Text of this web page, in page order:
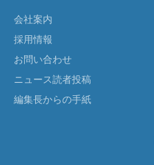
会社案内
採用情報
お問い合わせ
ニュース読者投稿
編集長からの手紙